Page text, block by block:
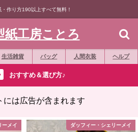
作り方190以上すべて無料！
紙工房ことろ
生活雑貨 バッグ 人間衣装 ヘルプ
おすすめ＆選び方♪
には広告が含まれます
ーメイ ダッフィー・シェリーメイ